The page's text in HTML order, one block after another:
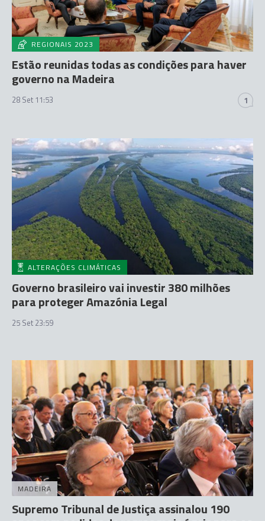
REGIONAIS 2023
Estão reunidas todas as condições para haver
governo na Madeira
28 Set 11:53 1
ALTERAÇÕES CLIMÁTICAS
Governo brasileiro vai investir 380 milhões
para proteger Amazónia Legal
25 Set 23:59
MADEIRA
Supremo Tribunal de Justiça assinalou 190